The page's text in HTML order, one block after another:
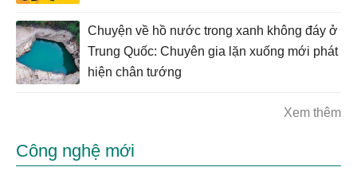
Chuyện về hồ nước trong xanh không đáy ở
Trung Quốc: Chuyên gia lặn xuống mới phát
hiện chân tướng
Xem thêm
Công nghệ mới